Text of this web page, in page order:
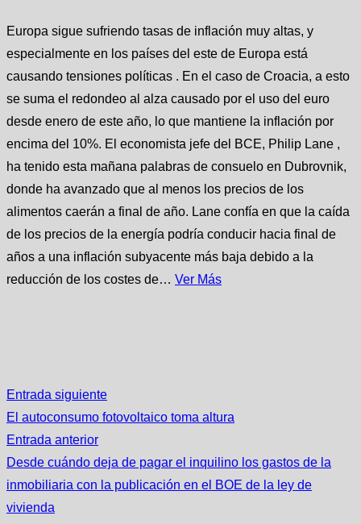
Europa sigue sufriendo tasas de inflación muy altas, y
especialmente en los países del este de Europa está
causando tensiones políticas . En el caso de Croacia, a esto
se suma el redondeo al alza causado por el uso del euro
desde enero de este año, lo que mantiene la inflación por
encima del 10%. El economista jefe del BCE, Philip Lane ,
ha tenido esta mañana palabras de consuelo en Dubrovnik,
donde ha avanzado que al menos los precios de los
alimentos caerán a final de año. Lane confía en que la caída
de los precios de la energía podría conducir hacia final de
años a una inflación subyacente más baja debido a la
reducción de los costes de… Ver Más
Entrada siguiente
El autoconsumo fotovoltaico toma altura
Entrada anterior
Desde cuándo deja de pagar el inquilino los gastos de la
inmobiliaria con la publicación en el BOE de la ley de
vivienda